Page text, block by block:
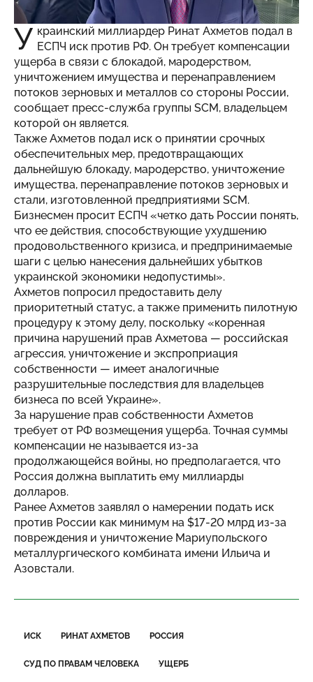
У краинский миллиардер Ринат Ахметов подал в
ЕСПЧ иск против РФ. Он требует компенсации
ущерба в связи с блокадой, мародерством,
уничтожением имущества и перенаправлением
потоков зерновых и металлов со стороны России,
сообщает пресс-служба группы SCM, владельцем
которой он является.
Также Ахметов подал иск о принятии срочных
обеспечительных мер, предотвращающих
дальнейшую блокаду, мародерство, уничтожение
имущества, перенаправление потоков зерновых и
стали, изготовленной предприятиями SCM.
Бизнесмен просит ЕСПЧ «четко дать России понять,
что ее действия, способствующие ухудшению
продовольственного кризиса, и предпринимаемые
шаги с целью нанесения дальнейших убытков
украинской экономики недопустимы».
Ахметов попросил предоставить делу
приоритетный статус, а также применить пилотную
процедуру к этому делу, поскольку «коренная
причина нарушений прав Ахметова — российская
агрессия, уничтожение и экспроприация
собственности — имеет аналогичные
разрушительные последствия для владельцев
бизнеса по всей Украине».
За нарушение прав собственности Ахметов
требует от РФ возмещения ущерба. Точная суммы
компенсации не называется из-за
продолжающейся войны, но предполагается, что
Россия должна выплатить ему миллиарды
долларов.
Ранее Ахметов заявлял о намерении подать иск
против России как минимум на $17-20 млрд из-за
повреждения и уничтожение Мариупольского
металлургического комбината имени Ильича и
Азовстали.
ИСК РИНАТ АХМЕТОВ РОССИЯ
СУД ПО ПРАВАМ ЧЕЛОВЕКА УЩЕРБ